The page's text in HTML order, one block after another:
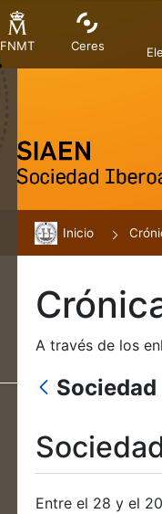
FNMT Ceres
Mostrar/Ocultar
Mostrar/Ocultar
Mostrar/
Inicio
A través de los
Entre el 28 y el